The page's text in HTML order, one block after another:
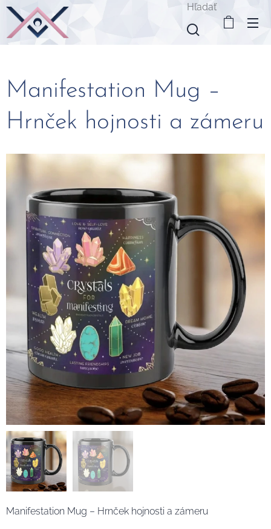
Hľadať
Manifestation Mug –
Hrnček hojnosti a zámeru
Manifestation Mug – Hrnček hojnosti a zámeru ✨